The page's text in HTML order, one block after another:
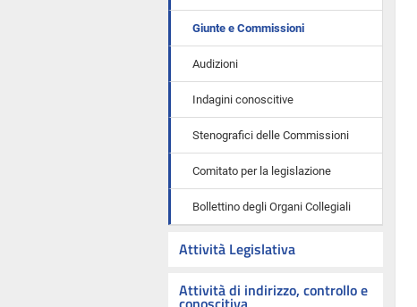
Giunte e Commissioni
Audizioni
Indagini conoscitive
Stenografici delle Commissioni
Comitato per la legislazione
Bollettino degli Organi Collegiali
Attività Legislativa
Attività di indirizzo, controllo e